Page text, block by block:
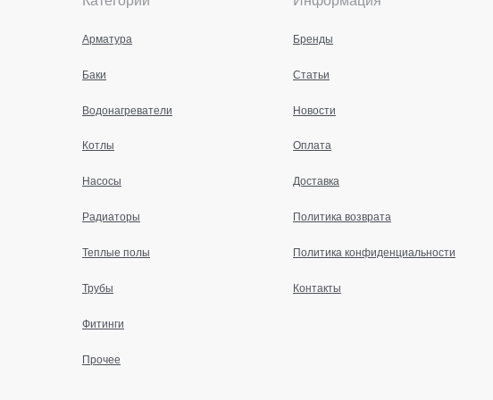
Арматура
Баки
Водонагреватели
Котлы
Насосы
Радиаторы
Теплые полы
Трубы
Фитинги
Прочее
Бренды
Статьи
Новости
Оплата
Доставка
Политика возврата
Политика конфиденциальности
Контакты